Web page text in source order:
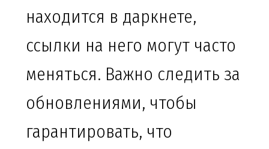
находится в даркнете,
ссылки на него могут часто
меняться. Важно следить за
обновлениями, чтобы
гарантировать, что